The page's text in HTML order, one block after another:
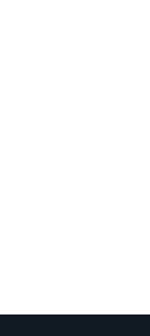
기사, 제